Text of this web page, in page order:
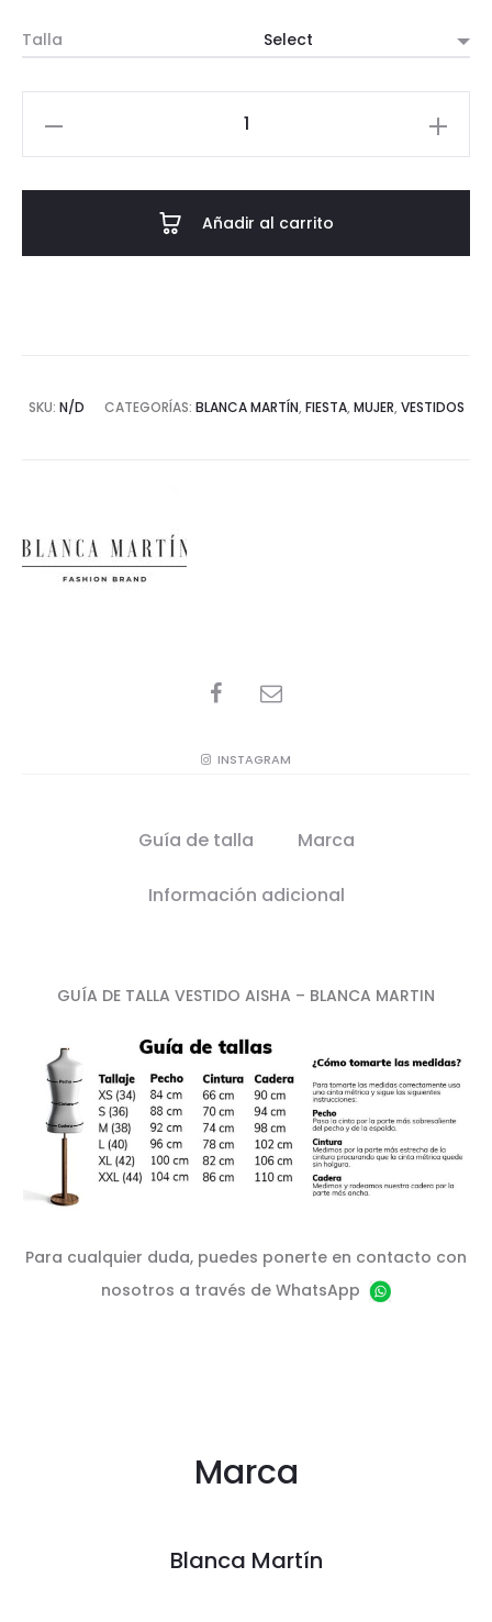
Talla
Añadir al carrito
SKU: N/D CATEGORÍAS: BLANCA MARTÍN, FIESTA, MUJER, VESTIDOS
SHARE
INSTAGRAM
Guía de talla Marca
Información adicional
GUÍA DE TALLA VESTIDO AISHA – BLANCA MARTIN
Para cualquier duda, puedes ponerte en contacto con
nosotros a través de WhatsApp
Marca
Blanca Martín